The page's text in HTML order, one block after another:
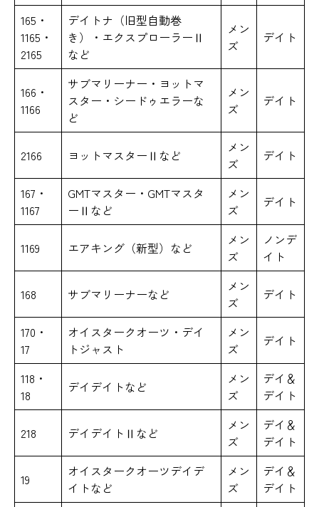
165・
1165・
2165
デイトナ（旧型自動巻
き）・エクスプローラーⅡ
など
メン
ズ
デイト
166・
1166
サブマリーナー・ヨットマ
スター・シードゥエラーな
ど
メン
ズ
デイト
2166 ヨットマスターⅡなど
メン
ズ
デイト
167・
1167
GMTマスター・GMTマスタ
ーⅡなど
メン
ズ
デイト
1169 エアキング（新型）など
メン
ズ
ノンデ
イト
168 サブマリーナーなど
メン
ズ
デイト
170・
17
オイスタークオーツ・デイ
トジャスト
メン
ズ
デイト
118・
18
デイデイトなど
メン
ズ
デイ＆
デイト
218 デイデイトⅡなど
メン
ズ
デイ＆
デイト
19
オイスタークオーツデイデ
イトなど
メン
ズ
デイ＆
デイト